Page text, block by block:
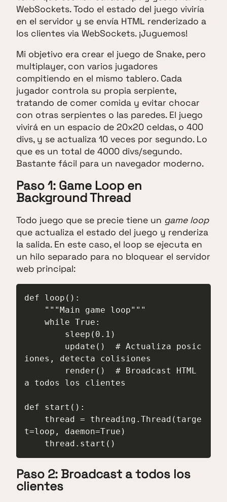
WebSockets. Todo el estado del juego viviría
en el servidor y se envía HTML renderizado a
los clientes via WebSockets. ¡Juguemos!
Mi objetivo era crear el juego de Snake, pero
multiplayer, con varios jugadores
compitiendo en el mismo tablero. Cada
jugador controla su propia serpiente,
tratando de comer comida y evitar chocar
con otras serpientes o las paredes. El juego
vivirá en un espacio de 20x20 celdas, o 400
divs, y se actualiza 10 veces por segundo. Lo
que es un total de 4000 divs/segundo.
Bastante fácil para un navegador moderno.
Paso 1: Game Loop en
Background Thread
Todo juego que se precie tiene un game loop
que actualiza el estado del juego y renderiza
la salida. En este caso, el loop se ejecuta en
un hilo separado para no bloquear el servidor
web principal:
def loop():
iones, detecta colisiones
a todos los clientes
def start():
t=loop, daemon=True)
    thread.start()
Paso 2: Broadcast a todos los
clientes